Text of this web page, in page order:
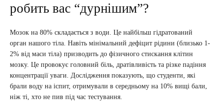
робить вас “дурнішим”?
Мозок на 80% складається з води. Це найбільш гідратований
орган нашого тіла. Навіть мінімальний дефіцит рідини (близько 1-
2% від маси тіла) призводить до фізичного стискання клітин
мозку. Це провокує головний біль, дратівливість та різке падіння
концентрації уваги. Дослідження показують, що студенти, які
брали воду на іспит, отримували в середньому на 10% вищі бали,
ніж ті, хто не пив під час тестування.